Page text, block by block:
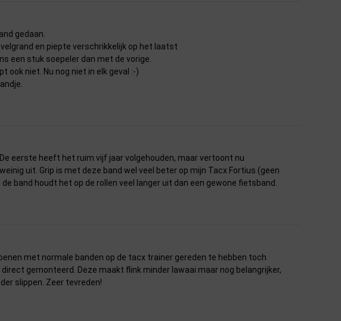
gedaan.
en piepte verschrikkelijk op het laatst
een stuk soepeler dan met de vorige.
ook niet. Nu nog niet in elk geval :-)
eerste heeft het ruim vijf jaar volgehouden, maar vertoont nu
uit. Grip is met deze band wel veel beter op mijn Tacx Fortius (geen
band houdt het op de rollen veel langer uit dan een gewone fietsband.
met normale banden op de tacx trainer gereden te hebben toch
gemonteerd. Deze maakt flink minder lawaai maar nog belangrijker,
slippen. Zeer tevreden!